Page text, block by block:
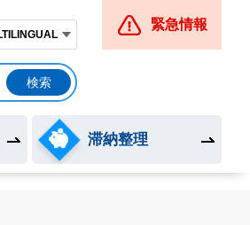
緊急情報
滞納整理